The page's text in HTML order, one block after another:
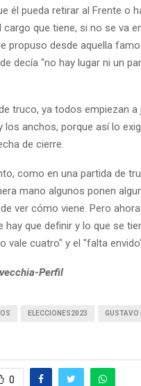
él pueda retirar al Frente o
cargo que tiene, si no se va
propuso desde aquella
decía "no hay lugar ni un
truco, ya todos empiezan a
los anchos, porque así lo
de cierre.
como en una partida de
mano algunos ponen
ver cómo viene. Pero
hay que definir y lo que se
vale cuatro" y el "falta
Perfil
ELECCIONES2023 GUSTAVO
0